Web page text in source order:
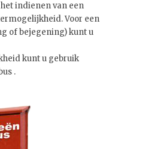
indienen van een
Voor een
of bejegening) kunt u
kunt u gebruik
.